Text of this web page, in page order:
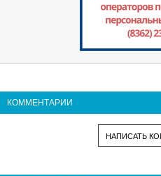
КОММЕНТАРИИ
НАПИСАТЬ